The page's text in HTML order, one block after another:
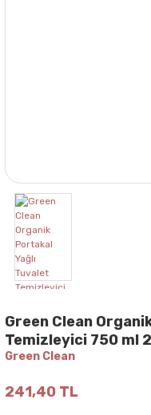
Green Clean
Temizleyici 750 ml
Green Clean
241,40 TL